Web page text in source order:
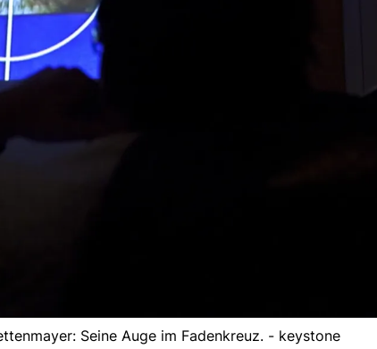
Seine Auge im Fadenkreuz. - keystone